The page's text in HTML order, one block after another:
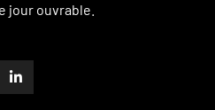
jour ouvrable.